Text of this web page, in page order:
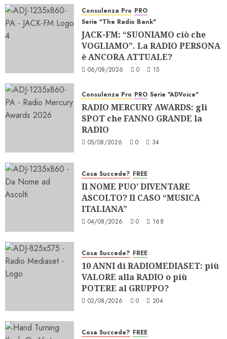
Consulenza Pro PRO
Serie "The Radio Bank"
JACK-FM: “SUONIAMO ciò che
VOGLIAMO”. La RADIO PERSONA
è ANCORA ATTUALE?
06/08/2026 0 15
Consulenza Pro PRO Serie "ADVoice"
RADIO MERCURY AWARDS: gli
SPOT che FANNO GRANDE la
RADIO
05/08/2026 0 34
Cosa Succede? FREE
Il NOME PUO’ DIVENTARE
ASCOLTO? Il CASO “MUSICA
ITALIANA”
04/08/2026 0 168
Cosa Succede? FREE
10 ANNI di RADIOMEDIASET: più
VALORE alla RADIO o più
POTERE al GRUPPO?
02/08/2026 0 204
Cosa Succede? FREE